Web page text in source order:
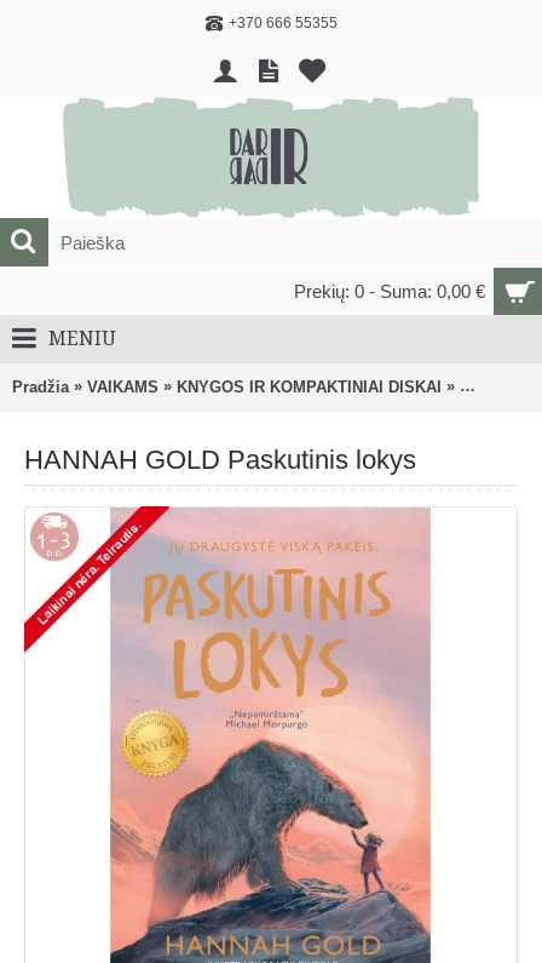
+370 666 55355
Prekių: 0 - Suma: 0,00 €
MENIU
Pradžia » VAIKAMS » KNYGOS IR KOMPAKTINIAI DISKAI » Knygos,
HANNAH GOLD Paskutinis lokys